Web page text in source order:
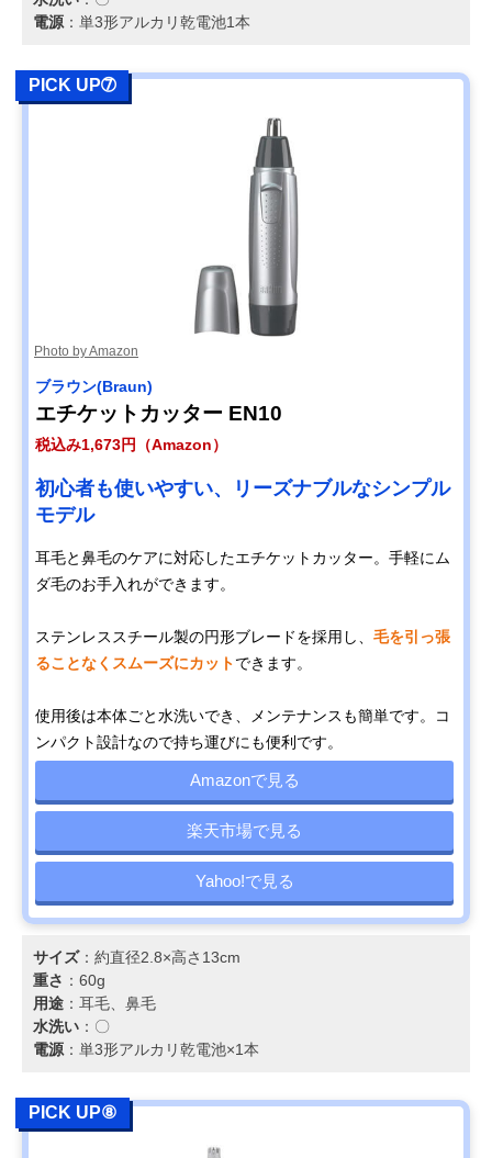
電源 ：単3形アルカリ乾電池1本
PICK UP➆
Photo by Amazon
ブラウン(Braun)
エチケットカッター EN10
税込み1,673円（Amazon）
初心者も使いやすい、リーズナブルなシンプル
モデル
耳毛と鼻毛のケアに対応したエチケットカッター。手軽にム
ダ毛のお手入れができます。
ステンレススチール製の円形ブレードを採用し、 毛を引っ張
ることなくスムーズにカットできます。
使用後は本体ごと水洗いでき、メンテナンスも簡単です。コ
ンパクト設計なので持ち運びにも便利です。
Amazonで見る
楽天市場で見る
Yahoo!で見る
サイズ：約直径2.8×高さ13cm
重さ ：60g
用途 ：耳毛、鼻毛
水洗い ：〇
電源 ：単3形アルカリ乾電池×1本
PICK UP⑧